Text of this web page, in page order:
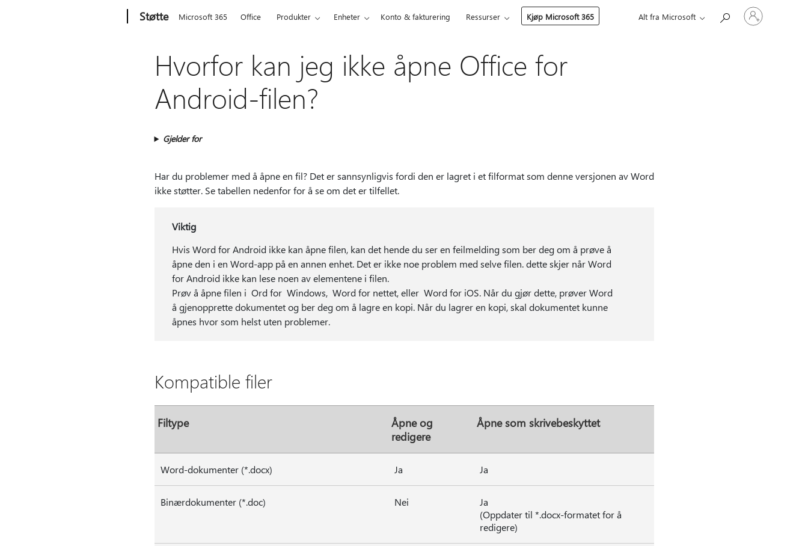
Støtte Microsoft 365 Office Produkter Enheter Konto & fakturering Ressurser Kjøp Microsoft 365 Alt fra Microsoft
Logg
på
kontoen
Hvorfor kan jeg ikke åpne Office for
Android-filen?
Gjelder for
Har du problemer med å åpne en fil? Det er sannsynligvis fordi den er lagret i et filformat som denne versjonen av Word
ikke støtter. Se tabellen nedenfor for å se om det er tilfellet.
Viktig
Hvis Word for Android ikke kan åpne filen, kan det hende du ser en feilmelding som ber deg om å prøve å
åpne den i en Word-app på en annen enhet. Det er ikke noe problem med selve filen. dette skjer når Word
for Android ikke kan lese noen av elementene i filen.
Prøv å åpne filen i Ord for Windows, Word for nettet, eller Word for iOS. Når du gjør dette, prøver Word
å gjenopprette dokumentet og ber deg om å lagre en kopi. Når du lagrer en kopi, skal dokumentet kunne
åpnes hvor som helst uten problemer.
Kompatible filer
Filtype
Åpne og
redigere
Åpne som skrivebeskyttet
Word-dokumenter (*.docx) Ja Ja
Binærdokumenter (*.doc) Nei
Ja
(Oppdater til *.docx-formatet for å
redigere)